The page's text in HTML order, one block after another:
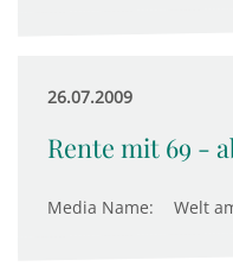
26.07.2009
Rente mit 69 -
Media Name: Welt